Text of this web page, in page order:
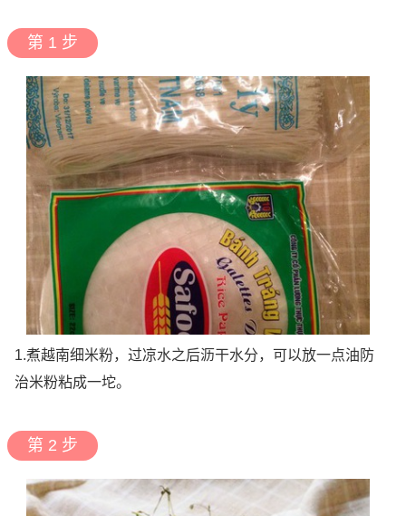
第 1 步
1.煮越南细米粉，过凉水之后沥干水分，可以放一点油防
治米粉粘成一坨。
第 2 步